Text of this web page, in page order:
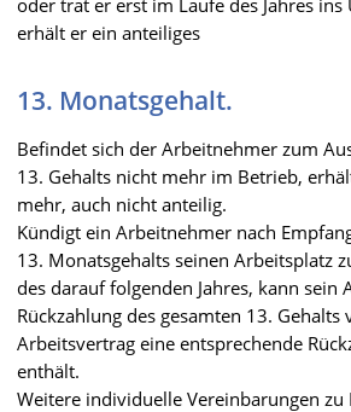
erhält er ein anteiliges
13. Monatsgehalt.
Befindet sich der Arbeitnehmer zum
13. Gehalts nicht mehr im Betrieb,
mehr, auch nicht anteilig.
Kündigt ein Arbeitnehmer nach
13. Monatsgehalts seinen Arbeitsplatz
des darauf folgenden Jahres, kann sein
Rückzahlung des gesamten 13. Gehalts
Arbeitsvertrag eine entsprechende
enthält.
Weitere individuelle Vereinbarungen zu